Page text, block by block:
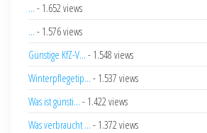
... - 1.652 views
... - 1.576 views
Günstige KfZ-V... - 1.548 views
Winterpflegetip... - 1.537 views
Was ist günsti... - 1.422 views
Was verbraucht ... - 1.372 views